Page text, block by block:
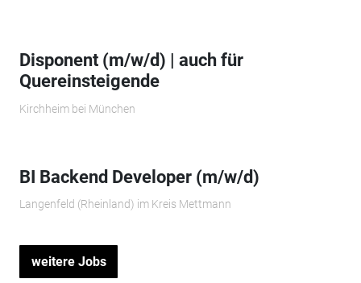
Disponent (m/w/d) | auch für
Quereinsteigende
Kirchheim bei München
BI Backend Developer (m/w/d)
Langenfeld (Rheinland) im Kreis Mettmann
weitere Jobs